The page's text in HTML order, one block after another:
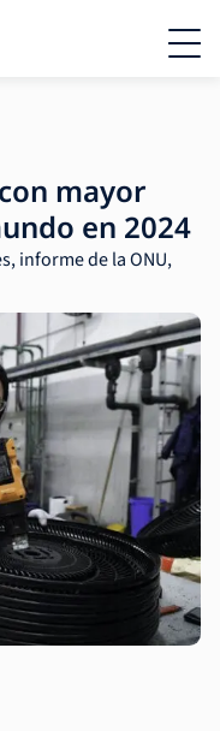
mayor
en 2024
informe de la ONU,